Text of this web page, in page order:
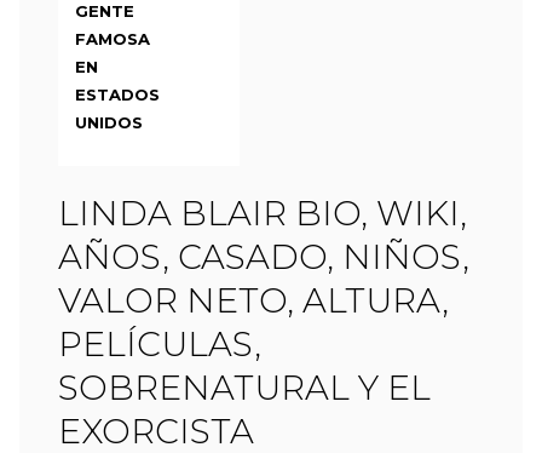
GENTE
FAMOSA
EN
ESTADOS
UNIDOS
LINDA BLAIR BIO, WIKI,
AÑOS, CASADO, NIÑOS,
VALOR NETO, ALTURA,
PELÍCULAS,
SOBRENATURAL Y EL
EXORCISTA